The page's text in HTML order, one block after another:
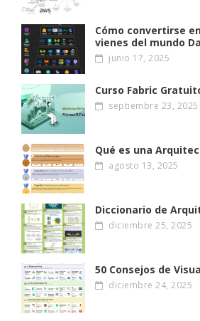
Cómo convertirse
vienes del mundo
junio 17, 2025
Curso Fabric
septiembre 23, 2025
Qué es una
agosto 13, 2025
Diccionario de
diciembre 25, 2025
50 Consejos de
diciembre 24, 2025